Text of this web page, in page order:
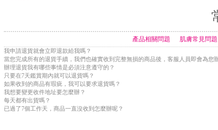
產品相關問題 肌膚常見問題
我申請退貨就會立即退款給我嗎？
當您完成所有的退貨手續，我們也確實收到完整無損的商品後，客服人員即會為您
辦理退貨我有哪些事情是必須注意遵守的？
只要在7天鑑賞期內就可以退貨嗎？
如果收到的商品有瑕疵，我可以要求退貨嗎？
我想要變更收件地址要怎麼辦？
每天都有出貨嗎？
已過了7個工作天，商品一直沒收到怎麼辦呢？